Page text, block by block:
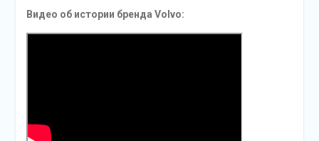
Видео об истории бренда Volvo: